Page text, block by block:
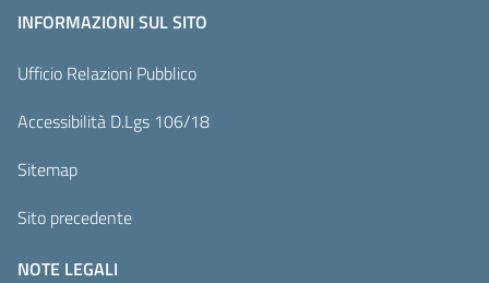
INFORMAZIONI SUL SITO
Ufficio Relazioni Pubblico
Accessibilità D.Lgs 106/18
Sitemap
Sito precedente
NOTE LEGALI